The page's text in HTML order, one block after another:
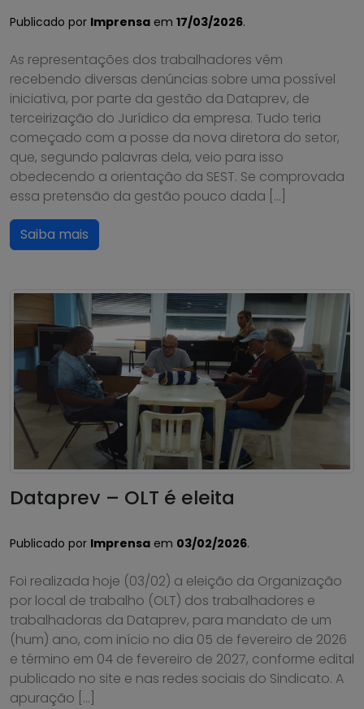
Publicado por Imprensa em 17/03/2026.
As representações dos trabalhadores vêm
recebendo diversas denúncias sobre uma possível
iniciativa, por parte da gestão da Dataprev, de
terceirização do Jurídico da empresa. Tudo teria
começado com a posse da nova diretora do setor,
que, segundo palavras dela, veio para isso
obedecendo a orientação da SEST. Se comprovada
essa pretensão da gestão pouco dada […]
Saiba mais
Dataprev – OLT é eleita
Publicado por Imprensa em 03/02/2026.
Foi realizada hoje (03/02) a eleição da Organização
por local de trabalho (OLT) dos trabalhadores e
trabalhadoras da Dataprev, para mandato de um
(hum) ano, com início no dia 05 de fevereiro de 2026
e término em 04 de fevereiro de 2027, conforme edital
publicado no site e nas redes sociais do Sindicato. A
apuração […]